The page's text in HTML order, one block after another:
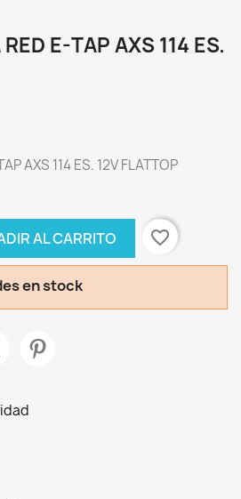
E-TAP AXS 114 ES.
AXS 114 ES. 12V FLATTOP
AL CARRITO favorite_border
en stock